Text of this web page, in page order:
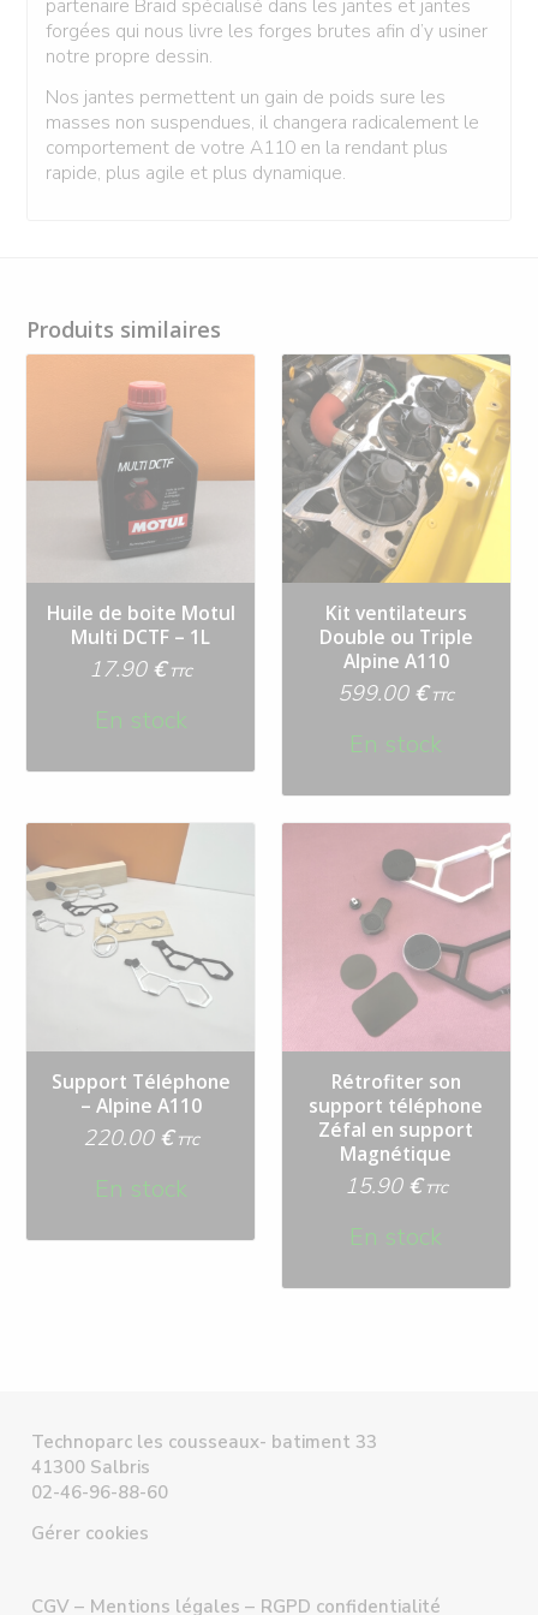
partenaire Braid spécialisé dans les jantes et jantes
forgées qui nous livre les forges brutes afin d’y usiner
notre propre dessin.
Nos jantes permettent un gain de poids sure les
masses non suspendues, il changera radicalement le
comportement de votre A110 en la rendant plus
rapide, plus agile et plus dynamique.
Produits similaires
Huile de boite Motul
Multi DCTF – 1L
17.90 € TTC
En stock
Kit ventilateurs
Double ou Triple
Alpine A110
599.00 € TTC
En stock
Support Téléphone
– Alpine A110
220.00 € TTC
En stock
Rétrofiter son
support téléphone
Zéfal en support
Magnétique
15.90 € TTC
En stock
CGV – Mentions légales – RGPD confidentialité
Technoparc les cousseaux- batiment 33
41300 Salbris
02-46-96-88-60
Gérer cookies